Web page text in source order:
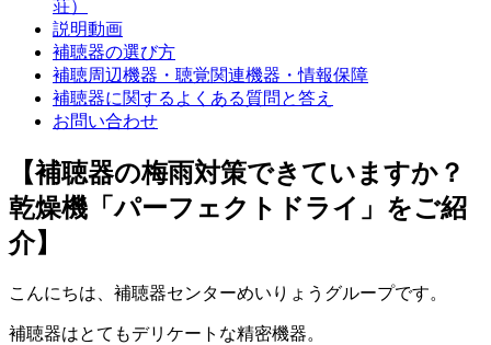
荘）
説明動画
補聴器の選び方
補聴周辺機器・聴覚関連機器・情報保障
補聴器に関するよくある質問と答え
お問い合わせ
【補聴器の梅雨対策できていますか？
乾燥機「パーフェクトドライ」をご紹
介】
こんにちは、補聴器センターめいりょうグループです。
補聴器はとてもデリケートな精密機器。